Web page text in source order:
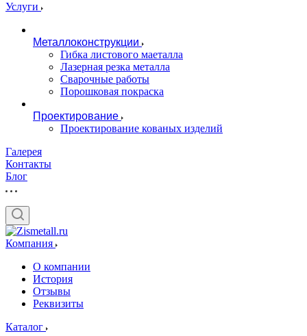
Услуги
Металлоконструкции
Гибка листового маеталла
Лазерная резка металла
Сварочные работы
Порошковая покраска
Проектирование
Проектирование кованых изделий
Галерея
Контакты
Блог
Компания
О компании
История
Отзывы
Реквизиты
Каталог